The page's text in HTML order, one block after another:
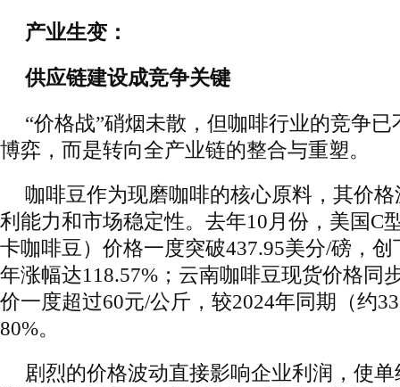
产业生变：
供应链建设成竞争关键
“价格战”硝烟未散，但咖啡行业的竞争
博弈，而是转向全产业链的整合与重塑。
咖啡豆作为现磨咖啡的核心原料，其价
利能力和市场稳定性。去年10月份，美国C
卡咖啡豆）价格一度突破‌437.95美分/磅‌，
年涨幅达‌118.57%‌；云南咖啡豆现货价格同
价一度超过‌60元/公斤‌，较2024年同期（约
80%。
剧烈的价格波动直接影响企业利润，使